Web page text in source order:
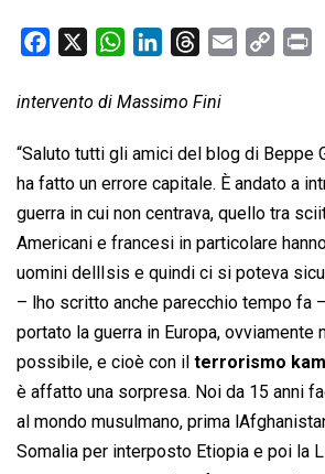
c
b
o
o
k
W
a
s
A
p
p
n
e
d
I
n
r
a
d
s
l
L
i
n
k
t
intervento di Massimo Fini
“Saluto tutti gli amici del blog di Beppe
ha fatto un errore capitale. È andato a
guerra in cui non centrava, quello tra
Americani e francesi in particolare
uomini dellIsis e quindi ci si poteva
– lho scritto anche parecchio tempo fa
portato la guerra in Europa, ovviamente
possibile, e cioè con il terrorismo
è affatto una sorpresa. Noi da 15 anni
al mondo musulmano, prima
Somalia per interposto Etiopia e poi la